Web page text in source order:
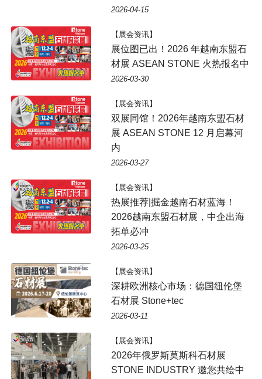
2026-04-15
【展会资讯】
展位图已出！2026 年越南东盟石
材展 ASEAN STONE 火热报名中
2026-03-30
【展会资讯】
双展同馆！2026年越南东盟石材
展 ASEAN STONE 12 月启幕河
内
2026-03-27
【展会资讯】
热展推荐|掘金越南石材蓝海！
2026越南东盟石材展，中企出海
拓单必冲
2026-03-25
【展会资讯】
深耕欧洲核心市场：德国纽伦堡
石材展 Stone+tec
2026-03-11
【展会资讯】
2026年俄罗斯莫斯科石材展
STONE INDUSTRY 邀您共绘中